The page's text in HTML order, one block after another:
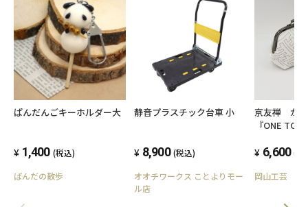
ぱんだんごキーホルダー大
1,400 (税込)
ぱんだの散歩
静音プラスチック台車 小
8,900 (税込)
オオチワークス ことよりモー
ル店
京友禅 が
『ONE
6,600 (税
岡山工芸